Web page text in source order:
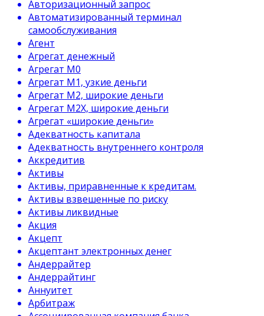
Авторизационный запрос
Автоматизированный терминал
самообслуживания
Агент
Агрегат денежный
Агрегат М0
Агрегат М1, узкие деньги
Агрегат М2, широкие деньги
Агрегат М2Х, широкие деньги
Агрегат «широкие деньги»
Адекватность капитала
Адекватность внутреннего контроля
Аккредитив
Активы
Активы, приравненные к кредитам.
Активы взвешенные по риску
Активы ликвидные
Акция
Акцепт
Акцептант электронных денег
Андеррайтер
Андеррайтинг
Аннуитет
Арбитраж